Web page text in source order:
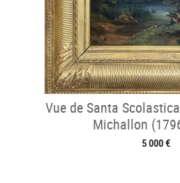
Vue de Santa
Michallon
5 000 €